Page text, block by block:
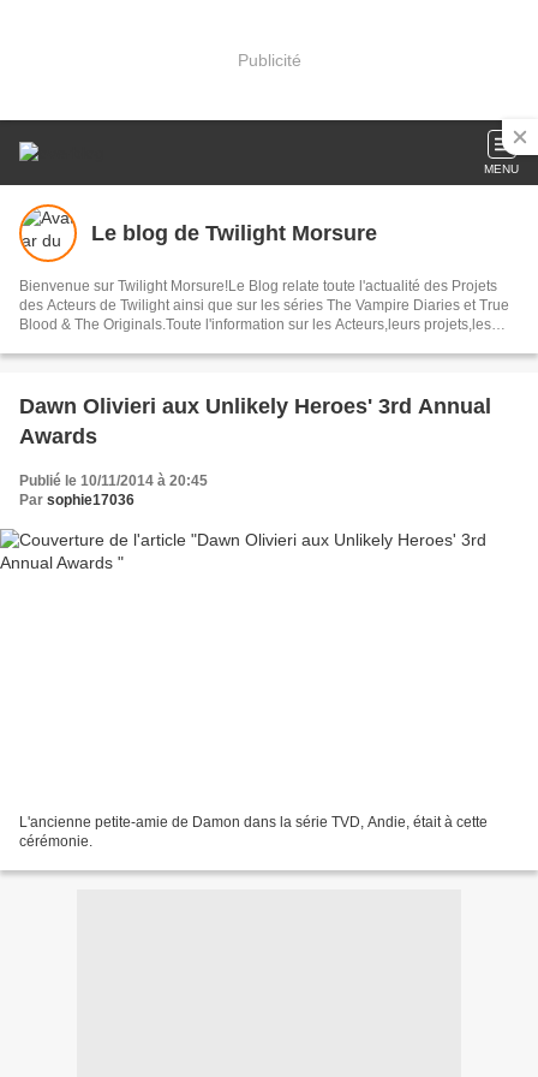
Publicité
MENU
Le blog de Twilight Morsure
Bienvenue sur Twilight Morsure!Le Blog relate toute l'actualité des Projets
des Acteurs de Twilight ainsi que sur les séries The Vampire Diaries et True
Blood & The Originals.Toute l'information sur les Acteurs,leurs projets,les
Trois Sagas.
Dawn Olivieri aux Unlikely Heroes' 3rd Annual
Awards
Publié le 10/11/2014 à 20:45
Par sophie17036
L'ancienne petite-amie de Damon dans la série TVD, Andie, était à cette
cérémonie.